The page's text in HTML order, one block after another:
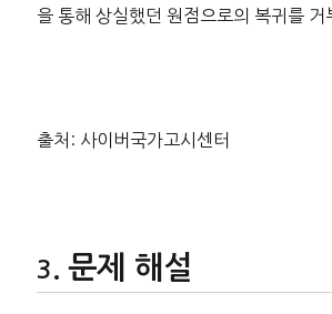
을 통해 상실했던 원점으로의 복귀를 거
출처: 사이버국가고시센터
문제 해설